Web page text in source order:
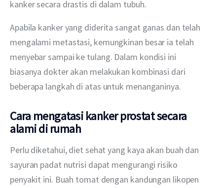
kanker secara drastis di dalam tubuh.
Apabila kanker yang diderita sangat ganas dan telah
mengalami metastasi, kemungkinan besar ia telah
menyebar sampai ke tulang. Dalam kondisi ini
biasanya dokter akan melakukan kombinasi dari
beberapa langkah di atas untuk menanganinya.
Cara mengatasi kanker prostat secara
alami di rumah
Perlu diketahui, diet sehat yang kaya akan buah dan
sayuran padat nutrisi dapat mengurangi risiko
penyakit ini. Buah tomat dengan kandungan likopen